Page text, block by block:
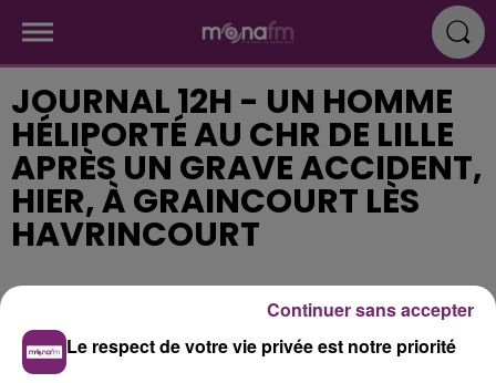
JOURNAL 12H - UN HOMME
HÉLIPORTÉ AU CHR DE LILLE
APRÈS UN GRAVE ACCIDENT,
HIER, À GRAINCOURT LÈS
HAVRINCOURT
Publié : 20 septembre 2018 à 11h34
Le respect de votre vie privée est notre priorité
Continuer sans accepter